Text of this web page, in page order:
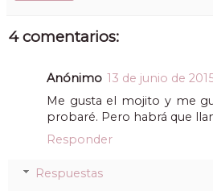
4 comentarios:
Anónimo 13 de junio de
Me gusta el mojito y me
probaré. Pero habrá que
Responder
Respuestas